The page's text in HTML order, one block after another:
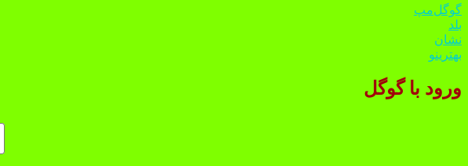
گوگل‌مپ
بلد
نشان
بهترینو
ورود با گوگل